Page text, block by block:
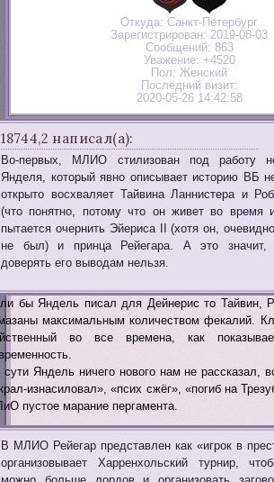
Откуда: Санкт-Петербург
Зарегистрирован: 2019-08-03
Сообщений: 863
Уважение: +4520
Пол: Женский
Последний визит:
2020-05-26 14:42:58
18744,2 написал(а):
Во-первых, МЛИО стилизован под работу
Янделя, который явно описывает историю ВБ
открыто восхваляет Тайвина Ланнистера и
(что понятно, потому что он живет во время
пытается очернить Эйериса II (хотя он,
не был) и принца Рейегара. А это значит,
доверять его выводам нельзя.
бы Яндель писал для Дейнерис то Тайвин,
максимальным количеством фекалий.
во все времена, как
сути Яндель ничего нового нам не рассказал,
изнасиловал», «псих сжёг», «погиб на
пустое марание пергамента.
В МЛИО Рейегар представлен как «игрок в
организовывает Харренхольский турнир,